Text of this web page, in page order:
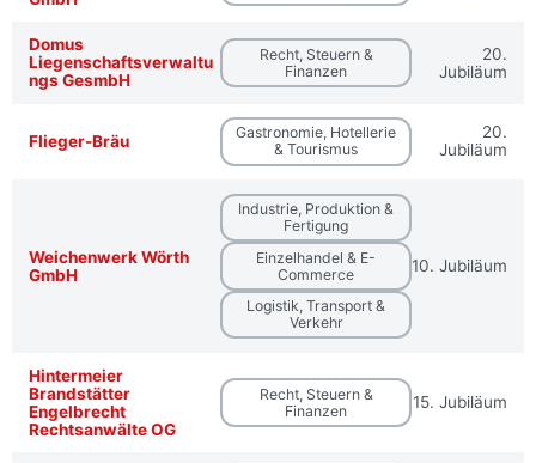
Domus
Liegenschaftsverwaltu
ngs GesmbH
Recht, Steuern &
Finanzen
20.
Jubiläum
Flieger-Bräu
Gastronomie, Hotellerie
& Tourismus
20.
Jubiläum
Weichenwerk Wörth
GmbH
Industrie, Produktion &
Fertigung
Einzelhandel & E-
Commerce
Logistik, Transport &
Verkehr
10. Jubiläum
Hintermeier
Brandstätter
Engelbrecht
Rechtsanwälte OG
Recht, Steuern &
Finanzen
15. Jubiläum